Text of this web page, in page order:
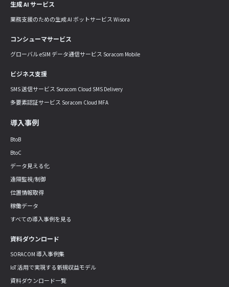
生成 AI サービス
業務支援のための生成 AI ボットサービス Wisora
コンシューマサービス
グローバル eSIM データ通信サービス Soracom Mobile
ビジネス支援
SMS 送信サービス Soracom Cloud SMS Delivery
多要素認証サービス Soracom Cloud MFA
導入事例
BtoB
BtoC
データ見える化
遠隔監視/制御
位置情報取得
稼働データ
すべての導入事例を見る
資料ダウンロード
SORACOM 導入事例集
IoT 活用で実現する新規収益モデル
資料ダウンロード一覧